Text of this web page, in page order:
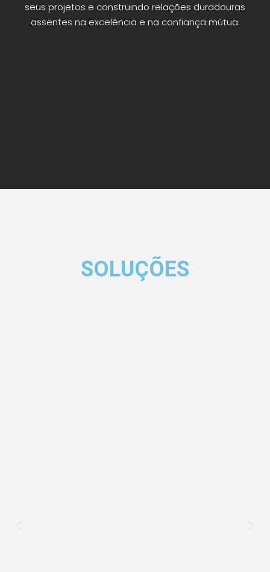
seus projetos e construindo relações duradouras
assentes na excelência e na confiança mútua.
SOLUÇÕES